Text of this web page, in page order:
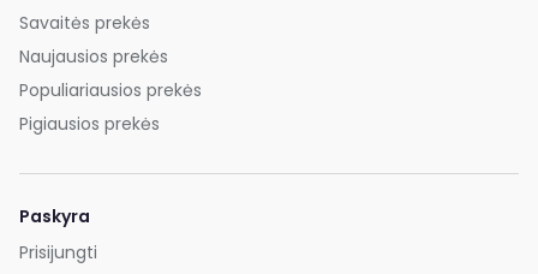
Savaitės prekės
Naujausios prekės
Populiariausios prekės
Pigiausios prekės
Paskyra
Prisijungti